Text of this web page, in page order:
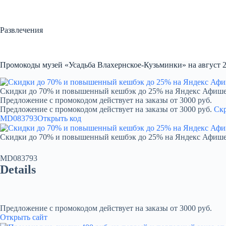
Развлечения
Промокоды музей «Усадьба Влахернское-Кузьминки» на август
Скидки до 70% и повышенный кешбэк до 25% на Яндекс
Предложение с промокодом действует на заказы от 3000 руб.
Предложение с промокодом действует на заказы от 3000 руб.
MD083793Открыть код
Скидки до 70% и повышенный кешбэк до 25% на Яндекс
MD083793
Details
Предложение с промокодом действует на заказы от 3000 руб.
Открыть сайт